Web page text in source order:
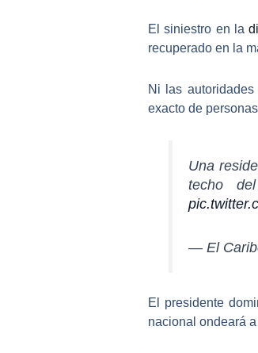
El siniestro en la
recuperado en la
Ni las
exacto de
Una
techo del
— El
El presidente
nacional ondeará